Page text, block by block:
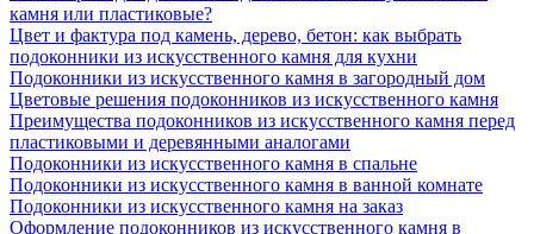
камня или пластиковые?
Цвет и фактура под камень, дерево, бетон: как выбрать
подоконники из искусственного камня для кухни
Подоконники из искусственного камня в загородный дом
Цветовые решения подоконников из искусственного камня
Преимущества подоконников из искусственного камня перед
пластиковыми и деревянными аналогами
Подоконники из искусственного камня в спальне
Подоконники из искусственного камня в ванной комнате
Подоконники из искусственного камня на заказ
Оформление подоконников из искусственного камня в